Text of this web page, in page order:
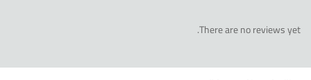
There are no reviews yet.